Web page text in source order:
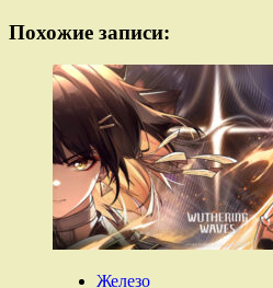
Похожие записи:
Железо